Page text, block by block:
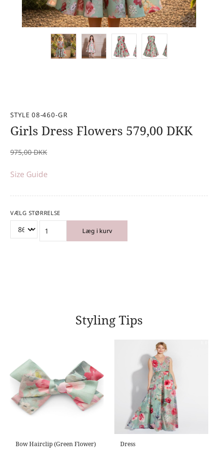
STYLE 08-460-GR
Girls Dress Flowers 579,00 DKK
975,00 DKK
Size Guide
VÆLG STØRRELSE
Læg i kurv
Styling Tips
Bow Hairclip (Green Flower) Dress